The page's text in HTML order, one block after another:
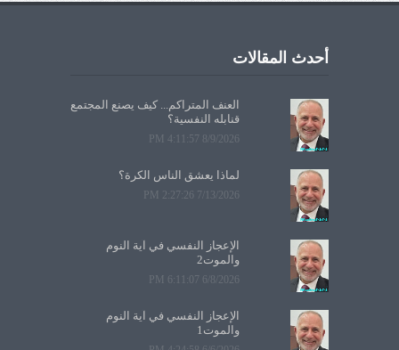
أحدث المقالات
العنف المتراكم... كيف يصنع المجتمع
قنابله النفسية؟
8/9/2026 4:11:57 PM
لماذا يعشق الناس الكرة؟
7/13/2026 2:27:26 PM
الإعجاز النفسي في آية النوم
والموت2
6/8/2026 6:11:07 PM
الإعجاز النفسي في آية النوم
والموت1